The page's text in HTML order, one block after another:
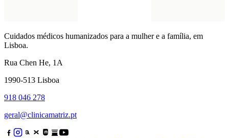
Cuidados médicos humanizados para a mulher e a família, em
Lisboa.
Rua Chen He, 1A
1990-513 Lisboa
918 046 278
geral@clinicamatriz.pt